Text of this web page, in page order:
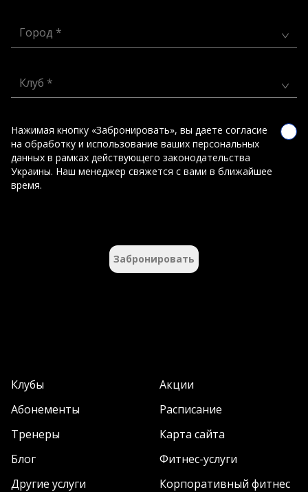
Город *
Клуб *
Нажимая кнопку «Забронировать», вы даете согласие
на обработку и использование ваших персональных
данных в рамках действующего законодательства
Украины. Наш менеджер свяжется с вами в ближайшее
время.
Забронировать
Клубы
Акции
Абонементы
Расписание
Тренеры
Карта сайта
Блог
Фитнес-услуги
Другие услуги
Корпоративный фитнес